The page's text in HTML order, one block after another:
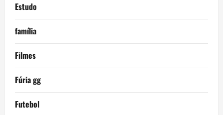
Estudo
família
Filmes
Fúria gg
Futebol